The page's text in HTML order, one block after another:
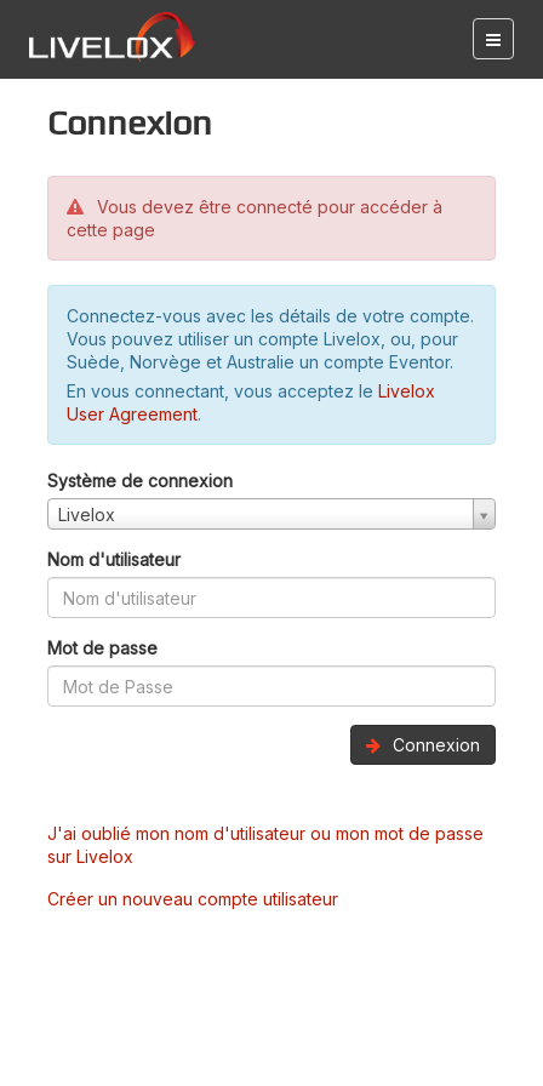
Connexion
Vous devez être connecté pour accéder à
cette page
Connectez-vous avec les détails de votre compte.
Vous pouvez utiliser un compte Livelox, ou, pour
Suède, Norvège et Australie un compte Eventor.
En vous connectant, vous acceptez le Livelox
User Agreement.
Système de connexion
Livelox
Nom d'utilisateur
Mot de passe
Connexion
J'ai oublié mon nom d'utilisateur ou mon mot de passe
sur Livelox
Créer un nouveau compte utilisateur